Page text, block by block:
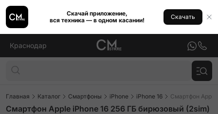
Скачай приложение,
вся техника — в одном касании!
Скачать
Краснодар
Главная Каталог Смартфоны iPhone iPhone 16 Смартфон Apple
Смартфон Apple iPhone 16 256 ГБ бирюзовый (2sim)